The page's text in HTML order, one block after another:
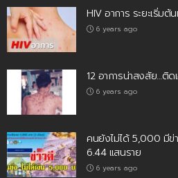
HIV อาการ ระยะเริ่มต้
6 years ago
12 อาการน่าสงสัย…ติด
6 years ago
คนยังไม่ได้ 5,000 มีข่
6.44 แสนราย
6 years ago